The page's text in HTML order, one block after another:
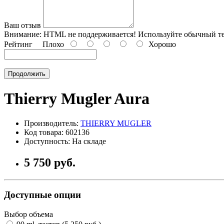
Ваш отзыв
Внимание: HTML не поддерживается! Используйте обычный
Рейтинг Плохо Хорошо
Продолжить
Thierry Mugler Aura
Производитель: THIERRY MUGLER
Код товара: 602136
Доступность: На складе
5 750 руб.
Доступные опции
Выбор объема